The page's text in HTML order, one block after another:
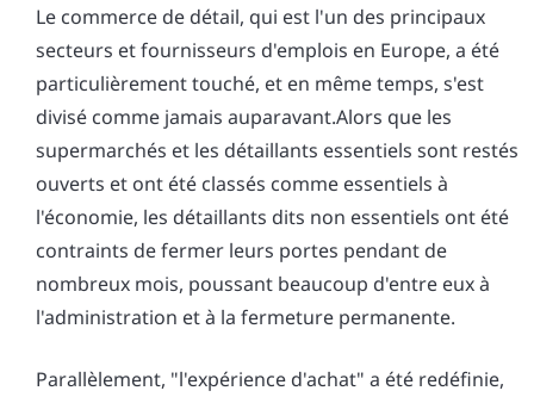
Le commerce de détail, qui est l'un des principaux
secteurs et fournisseurs d'emplois en Europe, a été
particulièrement touché, et en même temps, s'est
divisé comme jamais auparavant.Alors que les
supermarchés et les détaillants essentiels sont restés
ouverts et ont été classés comme essentiels à
l'économie, les détaillants dits non essentiels ont été
contraints de fermer leurs portes pendant de
nombreux mois, poussant beaucoup d'entre eux à
l'administration et à la fermeture permanente.
Parallèlement, "l'expérience d'achat" a été redéfinie,